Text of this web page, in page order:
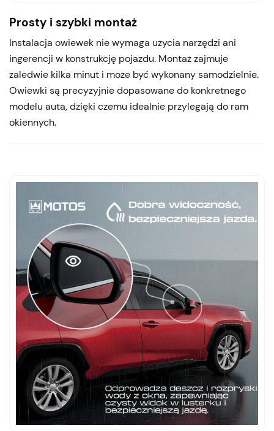
Prosty i szybki montaż
Instalacja owiewek nie wymaga użycia narzędzi ani
ingerencji w konstrukcję pojazdu. Montaż zajmuje
zaledwie kilka minut i może być wykonany samodzielnie.
Owiewki są precyzyjnie dopasowane do konkretnego
modelu auta, dzięki czemu idealnie przylegają do ram
okiennych.